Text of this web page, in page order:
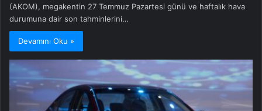
(AKOM), megakentin 27 Temmuz Pazartesi günü ve haftalık hava
durumuna dair son tahminlerini…
Devamını Oku »